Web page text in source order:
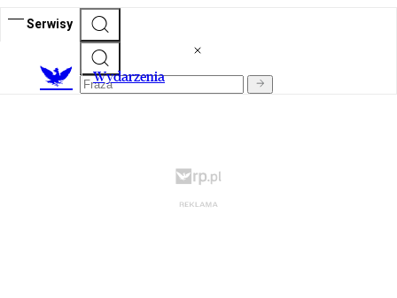
Serwisy
Wydarzenia